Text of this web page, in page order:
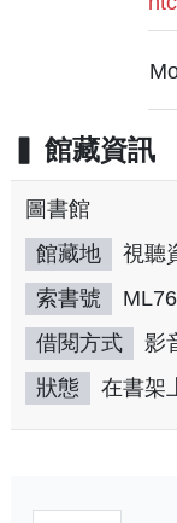
館藏資訊
圖書館
館藏地
視聽
索書號
借閱方式
影
狀態
在書架